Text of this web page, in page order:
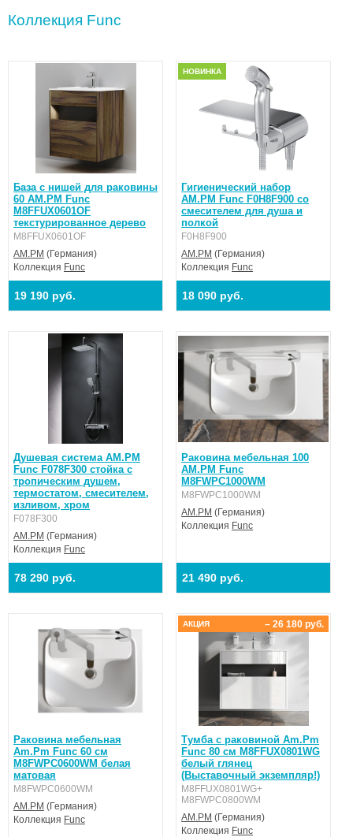
Коллекция Func
База с нишей для раковины
60 AM.PM Func
M8FFUX0601OF
текстурированное дерево
M8FFUX0601OF
AM.PM (Германия)
Коллекция Func
19 190 руб.
Гигиенический набор
AM.PM Func F0H8F900 со
смесителем для душа и
полкой
F0H8F900
AM.PM (Германия)
Коллекция Func
18 090 руб.
НОВИНКА
Душевая система AM.PM
Func F078F300 стойка с
тропическим душем,
термостатом, смесителем,
изливом, хром
F078F300
AM.PM (Германия)
Коллекция Func
78 290 руб.
Раковина мебельная 100
AM.PM Func
M8FWPC1000WM
M8FWPC1000WM
AM.PM (Германия)
Коллекция Func
21 490 руб.
Раковина мебельная
Am.Pm Func 60 см
M8FWPC0600WM белая
матовая
M8FWPC0600WM
AM.PM (Германия)
Коллекция Func
Тумба c раковиной Am.Pm
Func 80 см M8FFUX0801WG
белый глянец
(Выставочный экземпляр!)
M8FFUX0801WG+
M8FWPC0800WM
AM.PM (Германия)
Коллекция Func
– 26 180 руб.
АКЦИЯ